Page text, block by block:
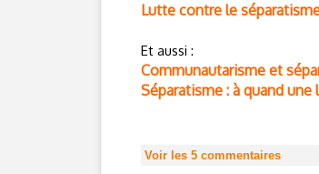
Lutte contre le
Et aussi :
Communautarisme et
Séparatisme : à quand
Voir les 5 commentaires